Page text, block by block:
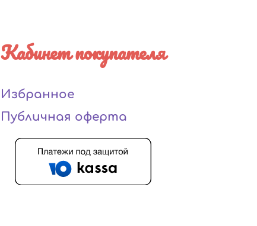
Кабинет покупателя
Избранное
Публичная оферта